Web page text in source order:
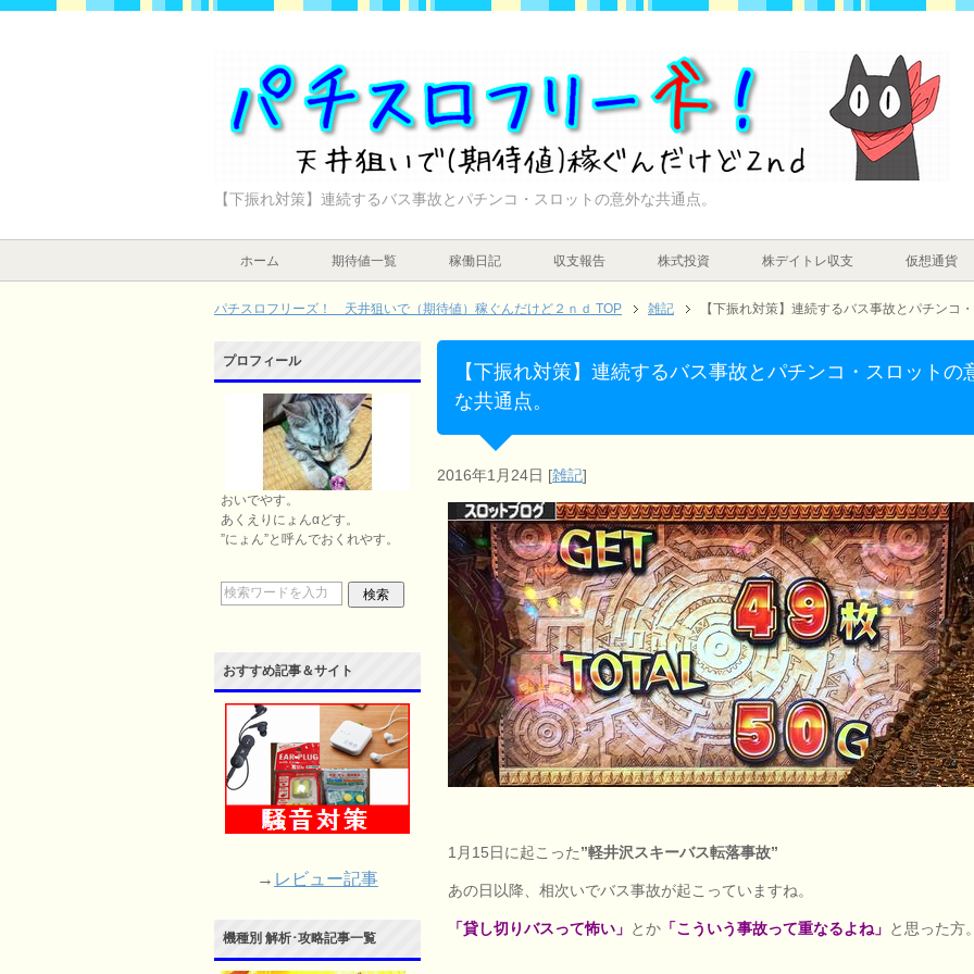
【下振れ対策】連続するバス事故とパチンコ・スロットの意外な共通点。
ホーム 期待値一覧 稼働日記 収支報告 株式投資 株デイトレ収支 仮想通貨
パチスロフリーズ！ 天井狙いで（期待値）稼ぐんだけど２ｎｄ TOP 雑記 【下振れ対策】連続するバス事故とパチンコ
【下振れ対策】連続するバス事故とパチンコ・スロットの
な共通点。
2016年1月24日 [雑記]
1月15日に起こった”軽井沢スキーバス転落事故”
あの日以降、相次いでバス事故が起こっていますね。
「貸し切りバスって怖い」 とか 「こういう事故って重なるよね」 と思った方
プロフィール
おいでやす。
あくえりにょんαどす。
”にょん”と呼んでおくれやす。
おすすめ記事＆サイト
→ レビュー記事
機種別 解析･攻略記事一覧